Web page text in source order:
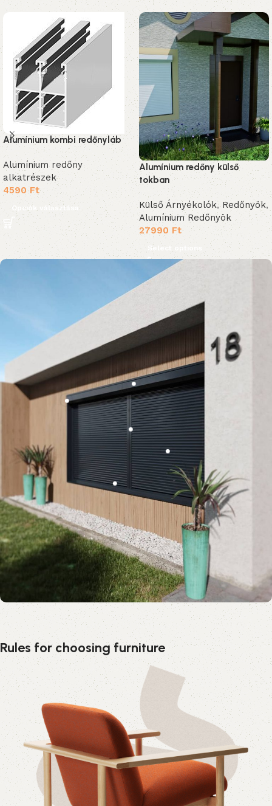
Alumínium kombi redőnyláb
Alumínium redőny
alkatrészek
4590Ft
Opciók választása
Alumínium redőny külső
tokban
Külső Árnyékolók,Redőnyök,
Alumínium Redőnyök
27990 Ft
Select options
Rules for choosing furniture